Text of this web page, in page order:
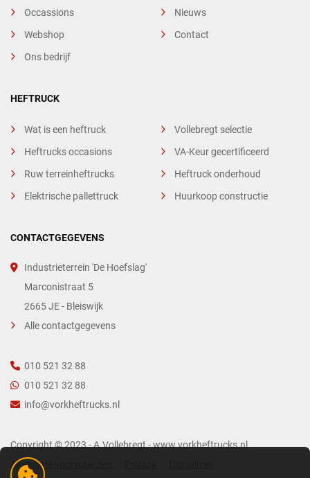
Occassions
Webshop
Ons bedrijf
Nieuws
Contact
HEFTRUCK
Wat is een heftruck
Heftrucks occasions
Ruw terreinheftrucks
Elektrische pallettruck
Vollebregt selectie
VA-Keur gecertificeerd
Heftruck onderhoud
Huurkoop constructie
CONTACTGEGEVENS
Industrieterrein 'De Hoefslag'
Marconistraat 5
2665 JE - Bleiswijk
Alle contactgegevens
010 521 32 88
010 521 32 88
info@vorkheftrucks.nl
Copyright © 2023 - A.Vollebregt - www.vorkheftrucks.nl
Algemene voorwaarden